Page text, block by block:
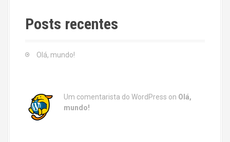
c
h
Posts recentes
Olá, mundo!
Um comentarista do WordPress on Olá,
mundo!